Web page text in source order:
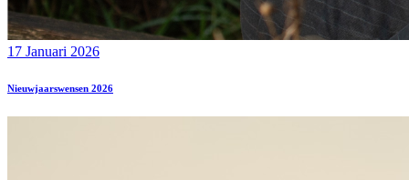
17 Januari 2026
Nieuwjaarswensen 2026